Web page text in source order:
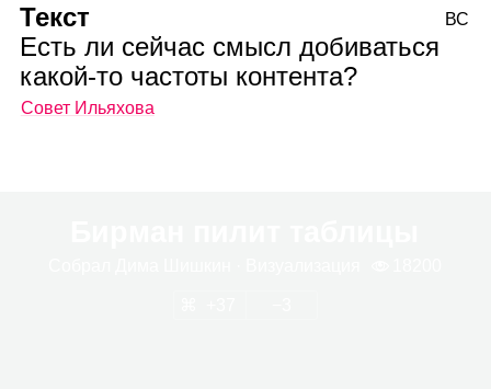
Текст
Есть ли сейчас смысл добиваться
какой‑то частоты контента?
Совет Ильяхова
ВС